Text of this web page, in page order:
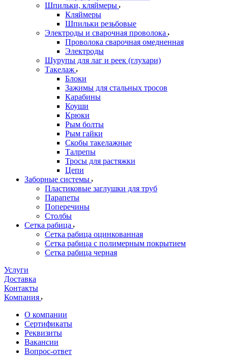
Шпильки, кляймеры
Кляймеры
Шпильки резьбовые
Электроды и сварочная проволока
Проволока сварочная омедненная
Электроды
Шурупы для лаг и реек (глухари)
Такелаж
Блоки
Зажимы для стальных тросов
Карабины
Коуши
Крюки
Рым болты
Рым гайки
Скобы такелажные
Талрепы
Тросы для растяжки
Цепи
Заборные системы
Пластиковые заглушки для труб
Парапеты
Поперечины
Столбы
Сетка рабица
Сетка рабица оцинкованная
Сетка рабица с полимерным покрытием
Сетка рабица черная
Услуги
Доставка
Контакты
Компания
О компании
Сертификаты
Реквизиты
Вакансии
Вопрос-ответ